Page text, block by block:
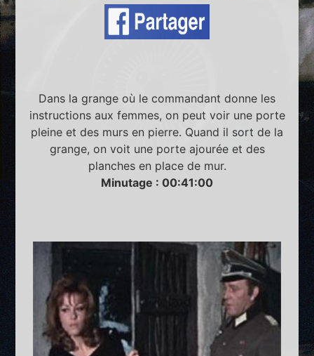
Dans la grange où le commandant donne les
instructions aux femmes, on peut voir une porte
pleine et des murs en pierre. Quand il sort de la
grange, on voit une porte ajourée et des
planches en place de mur.
Minutage : 00:41:00